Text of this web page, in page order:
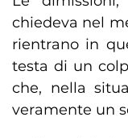
chiedeva nel
rientrano in
testa di un
che, nella
veramente un